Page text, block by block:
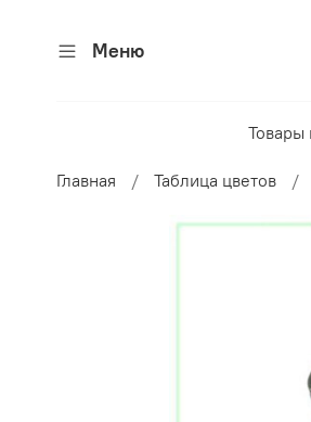
Меню
Товары
Главная Таблица цветов